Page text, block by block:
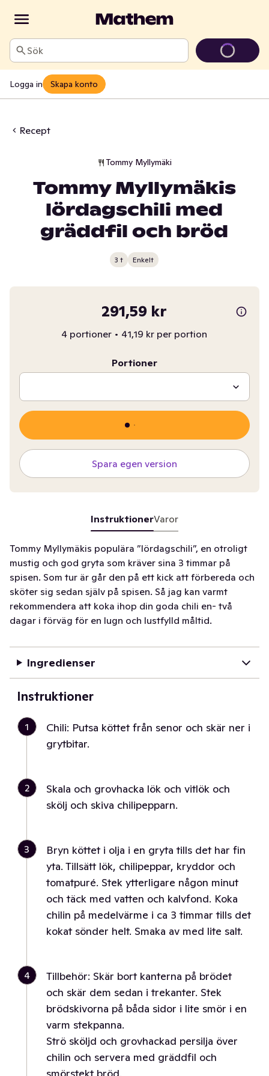
Sök
Logga in Skapa konto
Recept
Tommy Myllymäki
Tommy Myllymäkis
lördagschili med
gräddfil och bröd
3 t Enkelt
291,59 kr
4 portioner • 41,19 kr per portion
Portioner
Spara egen version
InstruktionerVaror
Tommy Myllymäkis populära ”lördagschili”, en otroligt
mustig och god gryta som kräver sina 3 timmar på
spisen. Som tur är går den på ett kick att förbereda och
sköter sig sedan själv på spisen. Så jag kan varmt
rekommendera att koka ihop din goda chili en- två
dagar i förväg för en lugn och lustfylld måltid.
Ingredienser
Instruktioner
1
Chili: Putsa köttet från senor och skär ner i
grytbitar.
2
Skala och grovhacka lök och vitlök och
skölj och skiva chilipepparn.
3
Bryn köttet i olja i en gryta tills det har fin
yta. Tillsätt lök, chilipeppar, kryddor och
tomatpuré. Stek ytterligare någon minut
och täck med vatten och kalvfond. Koka
chilin på medelvärme i ca 3 timmar tills det
kokat sönder helt. Smaka av med lite salt.
4
Tillbehör: Skär bort kanterna på brödet
och skär dem sedan i trekanter. Stek
brödskivorna på båda sidor i lite smör i en
varm stekpanna.
Strö sköljd och grovhackad persilja över
chilin och servera med gräddfil och